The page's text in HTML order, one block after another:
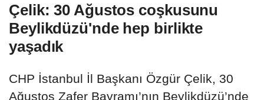
Çelik: 30 Ağustos coşkusunu
Beylikdüzü'nde hep birlikte
yaşadık
CHP İstanbul İl Başkanı Özgür Çelik, 30
Ağustos Zafer Bayramı’nın Beylikdüzü’nde